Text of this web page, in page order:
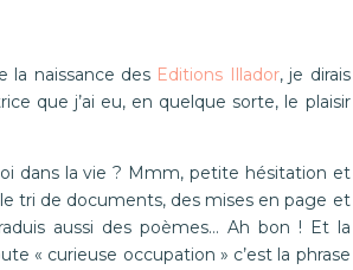
la naissance des Editions Illador, je dirais
que j’ai eu, en quelque sorte, le plaisir
dans la vie ? Mmm, petite hésitation et
tri de documents, des mises en page et
aussi des poèmes… Ah bon ! Et la
« curieuse occupation » c’est la phrase